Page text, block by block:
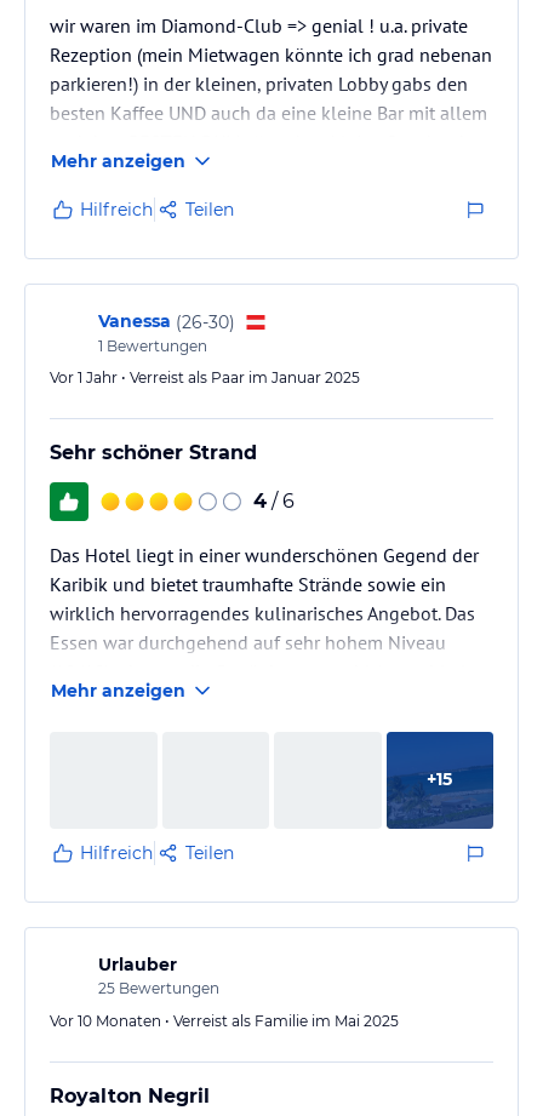
wir waren im Diamond-Club => genial ! u.a. private
Rezeption (mein Mietwagen könnte ich grad nebenan
parkieren!) in der kleinen, privaten Lobby gabs den
besten Kaffee UND auch da eine kleine Bar mit allem
Personal immer sehr lieb und freundlich; D A N K E : )
Mehr anzeigen
Hilfreich Teilen
Vanessa (26-30)
1 Bewertungen
Vor 1 Jahr • Verreist als Paar im Januar 2025
Sehr schöner Strand
4 / 6
Das Hotel liegt in einer wunderschönen Gegend der
Karibik und bietet traumhafte Strände sowie ein
wirklich hervorragendes kulinarisches Angebot. Das
Essen war durchgehend auf sehr hohem Niveau
auch Qualität haben überzeugt.
den Gesamteindruck trüben. Das Hotel ist deutlich in
die Jahre gekommen. Unser Zimmer war teilweise
nicht richtig sauber, was bei einem Hotel dieser
Ein…
Mehr anzeigen
+15
Hilfreich Teilen
Urlauber
25 Bewertungen
Vor 10 Monaten • Verreist als Familie im Mai 2025
Royalton Negril